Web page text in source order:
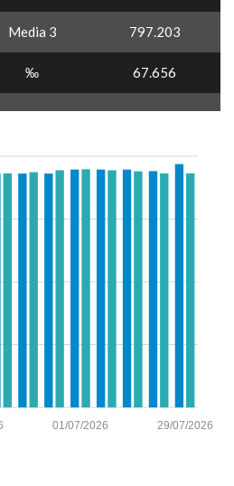
Media 3 797.203
‰ 67.656
29/07/2026
01/07/2026